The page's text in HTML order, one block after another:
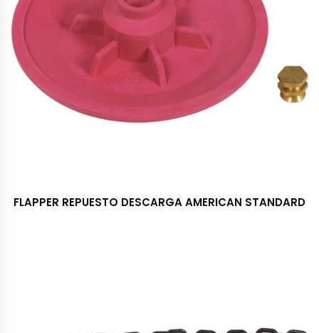
FLAPPER REPUESTO DESCARGA AMERICAN STANDARD